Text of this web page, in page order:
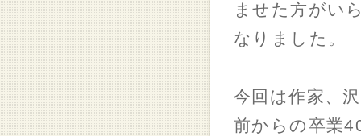
ませた方がい
なりました。
今回は作家、
前からの卒業